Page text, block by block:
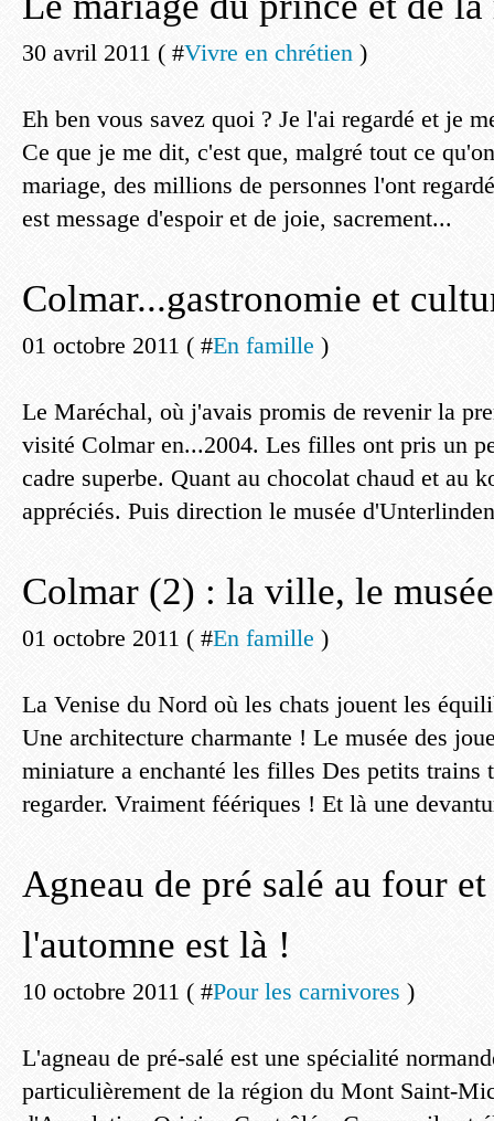
30 avril 2011 ( #Vivre en chrétien )
Eh ben vous savez quoi ? Je l'ai regardé et je
Ce que je me dit, c'est que, malgré tout ce
mariage, des millions de personnes l'ont
est message d'espoir et de joie, sacrement...
Colmar...gastronomie et
01 octobre 2011 ( #En famille )
Le Maréchal, où j'avais promis de revenir la
visité Colmar en...2004. Les filles ont pris un
cadre superbe. Quant au chocolat chaud et au
appréciés. Puis direction le musée
Colmar (2) : la ville, le
01 octobre 2011 ( #En famille )
La Venise du Nord où les chats jouent les
Une architecture charmante ! Le musée des
miniature a enchanté les filles Des petits trains
regarder. Vraiment féériques ! Et là une
Agneau de pré salé au four
l'automne est là !
10 octobre 2011 ( #Pour les carnivores )
L'agneau de pré-salé est une spécialité
particulièrement de la région du Mont Saint-